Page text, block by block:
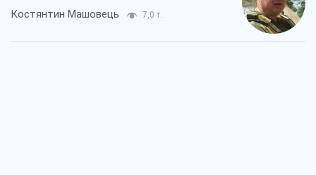
Костянтин Машовець 7,0 т.